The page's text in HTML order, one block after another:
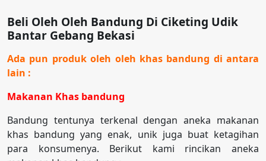
Beli Oleh Oleh Bandung Di Ciketing Udik
Bantar Gebang Bekasi
Ada pun produk oleh oleh khas bandung di antara
lain :
Makanan Khas bandung
Bandung tentunya terkenal dengan aneka makanan
khas bandung yang enak, unik juga buat ketagihan
para konsumenya. Berikut kami rincikan aneka